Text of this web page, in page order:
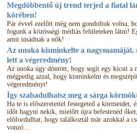
Megdöbbentő új trend terjed a fiatal
körében!
Pár évvel ezelőtt még nem gondoltuk volna,
fogunk a közösségi médiás felületeken látni!
amit imádnak a nők!
Az unoka kisminkelte a nagymamáját,
lett a végeredmény!
Az unoka úgy döntött, hogy segít egy kicsit a
mégpedig azzal, hogy kisminkelni és
végeredményt!
Így szabadulhatsz meg a sárga
Ha te is előszeretettel festegeted a körmeidet,
időt hagyni nekik, mielőtt újra befestenéd
előfordulhat, hogy találkoztál már azokkal a
vonzó...